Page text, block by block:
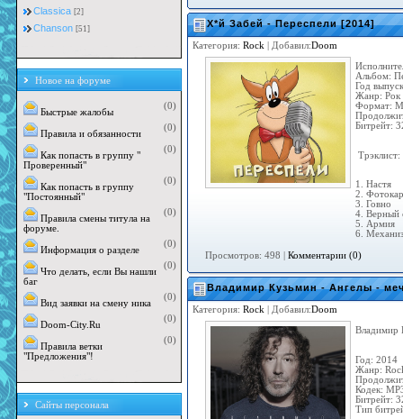
Classica [2]
Chanson [51]
Новое на форуме
Быстрые жалобы
(0)
Правила и обязанности
(0)
Как попасть в группу "
Проверенный"
(0)
Как попасть в группу
"Постоянный"
(0)
Правила смены титула на
форуме.
(0)
Информация о разделе
(0)
Что делать, если Вы нашли
баг
(0)
Вид заявки на смену ника
(0)
Doom-City.Ru
(0)
Правила ветки
"Предложения"!
(0)
Сайты персонала
Х*й Забей - Переспели [2014]
Категория: Rock | Добавил:Doom
Альбом:
Год
Жанр: Рок
Формат:
Битрейт:
Tрэклист:
1. Настя
2.
3. Говно
4. Верный
5. Армия
6.
Просмотров: 498 | Комментарии (0)
Владимир Кузьмин - Ангелы -
Категория: Rock | Добавил:Doom
Владимир
Год: 2014
Жанр:
Кодек:
Битрейт:
Тип